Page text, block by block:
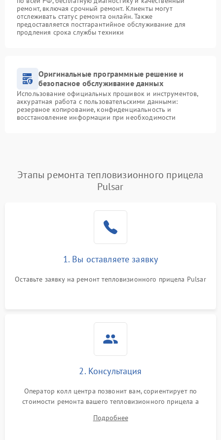
ремонт, включая срочный ремонт. Клиенты могут
отслеживать статус ремонта онлайн. Также
предоставляется постгарантийное обслуживание для
продления срока службы техники
Оригинальные программные решение и
безопасное обслуживание данных
Использование официальных прошивок и инструментов,
аккуратная работа с пользовательскими данными:
резервное копирование, конфиденциальность и
восстановление информации при необходимости
Этапы ремонта тепловизионного прицела
Pulsar
1. Вы оставляете заявку
Оставьте заявку на ремонт тепловизионного прицела Pulsar
2. Консультация
Оператор колл центра позвонит вам, сориентирует по
стоимости ремонта вашего тепловизионного прицела а
Подробнее